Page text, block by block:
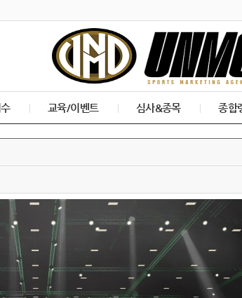
교육/이벤트 심사&종목 종합